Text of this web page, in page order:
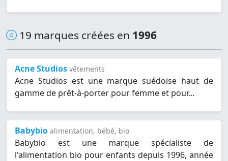
19 marques créées en 1996
Acne Studios vêtements
Acne Studios est une marque suédoise haut de
gamme de prêt-à-porter pour femme et pour...
Babybio alimentation, bébé, bio
Babybio est une marque spécialiste de
l'alimentation bio pour enfants depuis 1996, année